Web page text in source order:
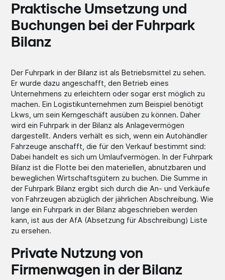
Praktische Umsetzung und
Buchungen bei der Fuhrpark
Bilanz
Der Fuhrpark in der Bilanz ist als Betriebsmittel zu sehen.
Er wurde dazu angeschafft, den Betrieb eines
Unternehmens zu erleichtern oder sogar erst möglich zu
machen. Ein Logistikunternehmen zum Beispiel benötigt
Lkws, um sein Kerngeschäft ausüben zu können. Daher
wird ein Fuhrpark in der Bilanz als Anlagevermögen
dargestellt. Anders verhält es sich, wenn ein Autohändler
Fahrzeuge anschafft, die für den Verkauf bestimmt sind:
Dabei handelt es sich um Umlaufvermögen. In der Fuhrpark
Bilanz ist die Flotte bei den materiellen, abnutzbaren und
beweglichen Wirtschaftsgütern zu buchen. Die Summe in
der Fuhrpark Bilanz ergibt sich durch die An- und Verkäufe
von Fahrzeugen abzüglich der jährlichen Abschreibung. Wie
lange ein Fuhrpark in der Bilanz abgeschrieben werden
kann, ist aus der AfA (Absetzung für Abschreibung) Liste
zu ersehen.
Private Nutzung von
Firmenwagen in der Bilanz